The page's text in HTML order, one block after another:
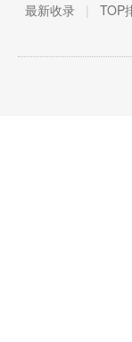
最新收录 | TOP